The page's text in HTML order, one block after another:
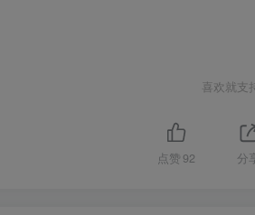
喜欢就支
点赞 92 分